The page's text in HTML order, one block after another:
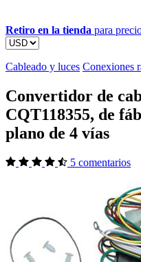
Retiro en la tienda para
Cableado y luces Conexiones
Convertidor de
CQT118355, de
plano de 4 vías
5 comentarios